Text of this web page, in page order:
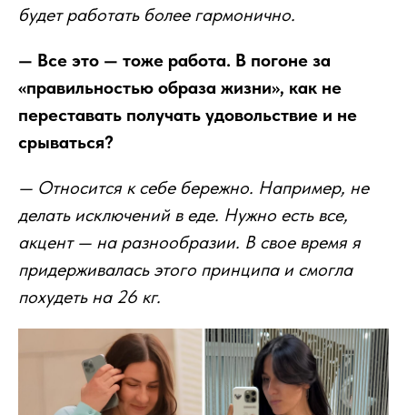
будет работать более гармонично.
— Все это — тоже работа. В погоне за
«правильностью образа жизни», как не
переставать получать удовольствие и не
срываться?
— Относится к себе бережно. Например, не
делать исключений в еде. Нужно есть все,
акцент — на разнообразии. В свое время я
придерживалась этого принципа и смогла
похудеть на 26 кг.